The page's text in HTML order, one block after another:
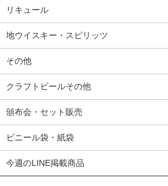
リキュール
地ウイスキー・スピリッツ
その他
クラフトビールその他
頒布会・セット販売
ビニール袋・紙袋
今週のLINE掲載商品